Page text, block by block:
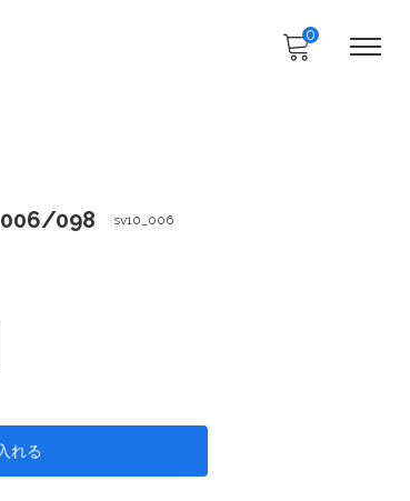
0
006/098 sv10_006